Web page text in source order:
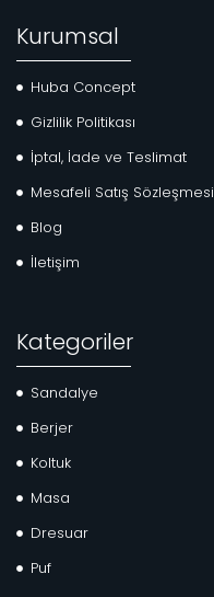
Kurumsal
Huba Concept
Gizlilik Politikası
İptal, İade ve Teslimat
Mesafeli Satış Sözleşmesi
Blog
İletişim
Kategoriler
Sandalye
Berjer
Koltuk
Masa
Dresuar
Puf